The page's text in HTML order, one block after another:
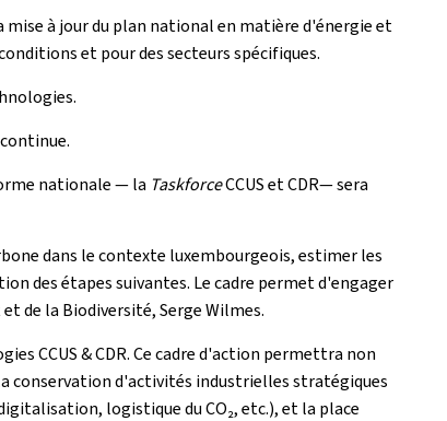
mise à jour du plan national en matière d'énergie et
et pour des secteurs spécifiques.
nationale — la TaskforceCCUS et CDR— sera
dans le contexte luxembourgeois, estimer les
des étapes suivantes. Le cadre permet d'engager
de la Biodiversité, Serge Wilmes.
CCUS & CDR. Ce cadre d'action permettra non
conservation d'activités industrielles stratégiques
logistique du CO₂, etc.), et la place